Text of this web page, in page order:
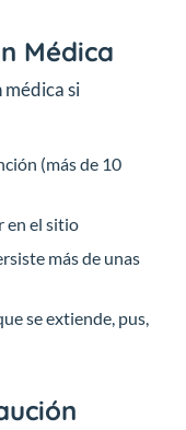
Médica
si
(más de 10
en el sitio
más de unas
se extiende, pus,